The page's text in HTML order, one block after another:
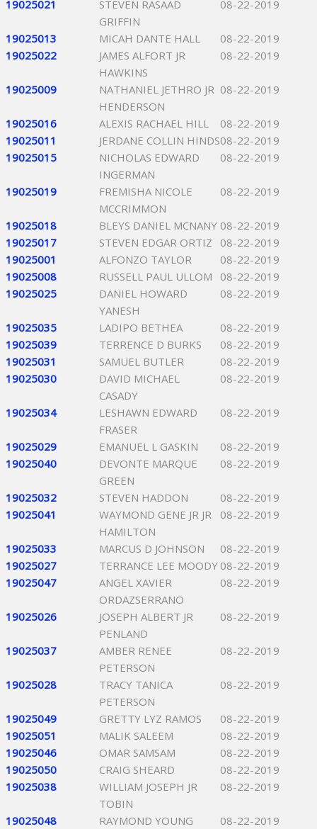
19025021
STEVEN RASAAD
GRIFFIN
08-22-2019
19025013 MICAH DANTE HALL
08-22-2019
19025022
JAMES ALFORT JR
HAWKINS
08-22-2019
19025009
NATHANIEL JETHRO JR
HENDERSON
08-22-2019
19025016 ALEXIS RACHAEL HILL
08-22-2019
19025011
JERDANE COLLIN HINDS08-22-2019
19025015
NICHOLAS EDWARD
INGERMAN
08-22-2019
19025019
FREMISHA NICOLE
MCCRIMMON
08-22-2019
19025018 BLEYS DANIEL MCNANY 08-22-2019
19025017
STEVEN EDGAR ORTIZ
08-22-2019
19025001
ALFONZO TAYLOR
08-22-2019
19025008
RUSSELL PAUL ULLOM
08-22-2019
19025025
DANIEL HOWARD
YANESH
08-22-2019
19025035 LADIPO BETHEA
08-22-2019
19025039
TERRENCE D BURKS
08-22-2019
19025031
SAMUEL BUTLER
08-22-2019
19025030
DAVID MICHAEL
CASADY
08-22-2019
19025034
LESHAWN EDWARD
FRASER
08-22-2019
19025029 EMANUEL L GASKIN
08-22-2019
19025040
DEVONTE MARQUE
GREEN
08-22-2019
19025032 STEVEN HADDON
08-22-2019
19025041
WAYMOND GENE JR JR
HAMILTON
08-22-2019
19025033 MARCUS D JOHNSON
08-22-2019
19025027
TERRANCE LEE MOODY 08-22-2019
19025047
ANGEL XAVIER
ORDAZSERRANO
08-22-2019
19025026
JOSEPH ALBERT JR
PENLAND
08-22-2019
19025037
AMBER RENEE
PETERSON
08-22-2019
19025028
TRACY TANICA
PETERSON
08-22-2019
19025049 GRETTY LYZ RAMOS
08-22-2019
19025051
MALIK SALEEM
08-22-2019
19025046
OMAR SAMSAM
08-22-2019
19025050
CRAIG SHEARD
08-22-2019
19025038
WILLIAM JOSEPH JR
TOBIN
08-22-2019
19025048 RAYMOND YOUNG
08-22-2019